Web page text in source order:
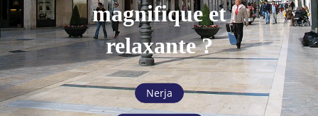
magnifique et
relaxante ?
Nerja